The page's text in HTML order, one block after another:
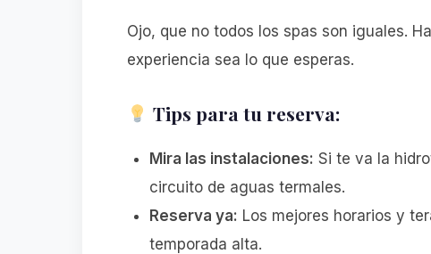
Ojo, que no todos los spas son iguales.
experiencia sea lo que esperas.
Tips para tu reserva:
Mira las instalaciones: Si te va la
circuito de aguas termales.
Reserva ya: Los mejores horarios y
temporada alta.